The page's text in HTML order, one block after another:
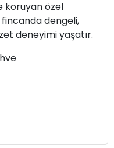
koruyan özel
dengeli,
deneyimi yaşatır.